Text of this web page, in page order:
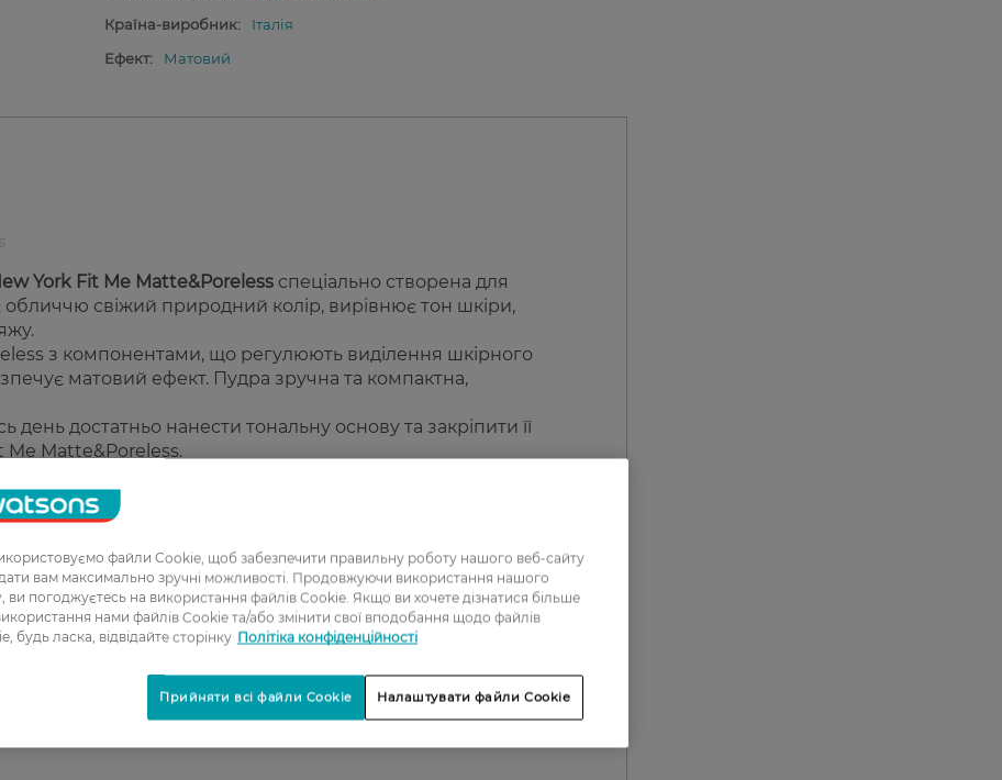
Країна-виробник:
Італія
Ефект:
Матовий
York Fit Me Matte&Poreless спеціально створена для
обличчю свіжий природний колір, вирівнює тон шкіри,
з компонентами, що регулюють виділення шкірного
матовий ефект. Пудра зручна та компактна,
день достатньо нанести тональну основу та закріпити її
Matte&Poreless.
і спонжем.
тих, хто прагне свіжого та доглянутого вигляду
файли Cookie, щоб забезпечити правильну роботу нашого веб-сайту
вам максимально зручні можливості. Продовжуючи використання нашого
ви погоджуєтесь на використання файлів Cookie. Якщо ви хочете дізнатися більше
нами файлів Cookie та/або змінити свої вподобання щодо файлів
будь ласка, відвідайте сторінку Політіка конфіденційності
Налаштувати файли Cookie
Прийняти всі файли Cookie